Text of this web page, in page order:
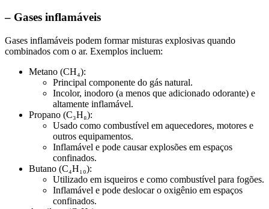
– Gases inflamáveis
Gases inflamáveis podem formar misturas explosivas quando
combinados com o ar. Exemplos incluem:
Metano (CH₄):
Principal componente do gás natural.
Incolor, inodoro (a menos que adicionado odorante) e
altamente inflamável.
Propano (C₃H₈):
Usado como combustível em aquecedores, motores e
outros equipamentos.
Inflamável e pode causar explosões em espaços
confinados.
Butano (C₄H₁₀):
Utilizado em isqueiros e como combustível para fogões.
Inflamável e pode deslocar o oxigênio em espaços
confinados.